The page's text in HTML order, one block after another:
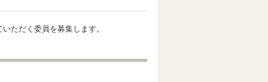
ただく委員を募集します。